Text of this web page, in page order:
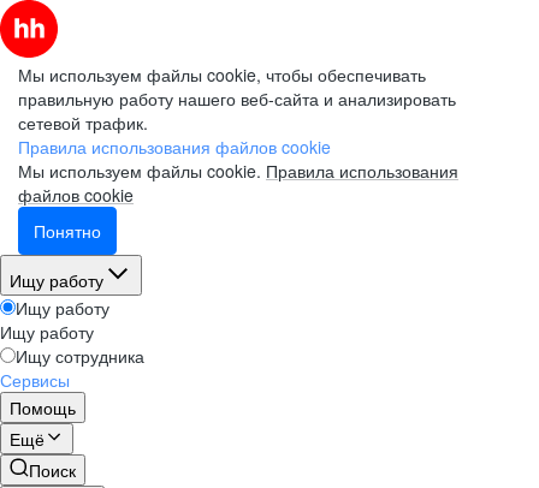
Мы используем файлы cookie, чтобы обеспечивать
правильную работу нашего веб-сайта и анализировать
сетевой трафик.
Правила использования файлов cookie
Мы используем файлы cookie. Правила использования
файлов cookie
Понятно
Ищу работу
Ищу работу
Ищу работу
Ищу сотрудника
Сервисы
Помощь
Ещё
Поиск